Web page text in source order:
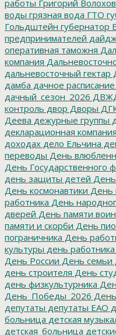
работы Григорий Волохов
воды грязная вода ГТО
Гольдштейн губернатор
предпринимателей
оперативная таможня
компания
дальневосточный гектар
дамба дачное расписание
дачный_сезон_2026
контроль двор Дворы
Деева дежурные группы
декларационная компания
доходах дело Ельчина
переводы День
День Государственного
день защиты детей
День космонавтики День
работника День
дверей День памяти
памяти и скорби День
пограничника День
культуры день
День России День семьи
день строителя День
день физкультурника
День_Победы_2026
депутаты депутаты ЕАО
больница детская
детская_больница